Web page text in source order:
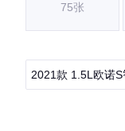
75张
2021款 1.5L欧诺S